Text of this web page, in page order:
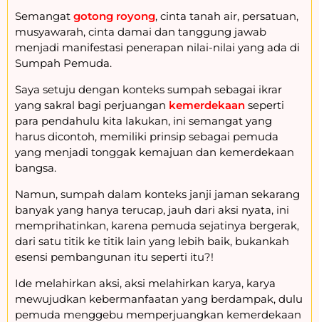
Semangat gotong royong, cinta tanah air, persatuan,
musyawarah, cinta damai dan tanggung jawab
menjadi manifestasi penerapan nilai-nilai yang ada di
Sumpah Pemuda.
Saya setuju dengan konteks sumpah sebagai ikrar
yang sakral bagi perjuangan kemerdekaan seperti
para pendahulu kita lakukan, ini semangat yang
harus dicontoh, memiliki prinsip sebagai pemuda
yang menjadi tonggak kemajuan dan kemerdekaan
bangsa.
Namun, sumpah dalam konteks janji jaman sekarang
banyak yang hanya terucap, jauh dari aksi nyata, ini
memprihatinkan, karena pemuda sejatinya bergerak,
dari satu titik ke titik lain yang lebih baik, bukankah
esensi pembangunan itu seperti itu?!
Ide melahirkan aksi, aksi melahirkan karya, karya
mewujudkan kebermanfaatan yang berdampak, dulu
pemuda menggebu memperjuangkan kemerdekaan